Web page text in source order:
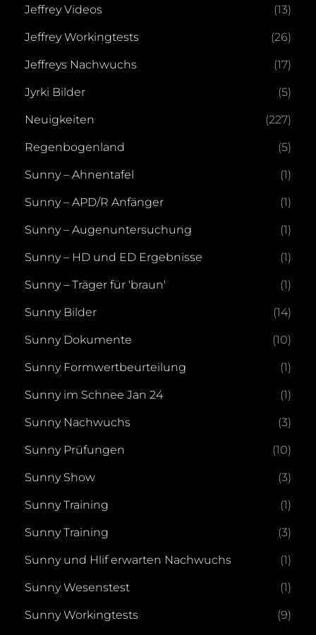
Jeffrey Videos (13)
Jeffrey Workingtests (26)
Jeffreys Nachwuchs (17)
Jyrki Bilder (5)
Neuigkeiten (227)
Regenbogenland (5)
Sunny – Ahnentafel (1)
Sunny – APD/R Anfänger (1)
Sunny – Augenuntersuchung (1)
Sunny – HD und ED Ergebnisse (1)
Sunny – Träger für 'braun' (1)
Sunny Bilder (14)
Sunny Dokumente (10)
Sunny Formwertbeurteilung (1)
Sunny im Schnee Jan 24 (1)
Sunny Nachwuchs (3)
Sunny Prüfungen (10)
Sunny Show (3)
Sunny Training (1)
Sunny Training (3)
Sunny und Hlif erwarten Nachwuchs (1)
Sunny Wesenstest (1)
Sunny Workingtests (9)